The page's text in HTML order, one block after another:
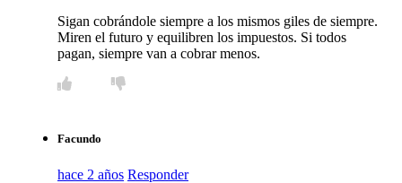
Sigan cobrándole siempre a los mismos giles de siempre.
Miren el futuro y equilibren los impuestos. Si todos
pagan, siempre van a cobrar menos.
Facundo
hace 2 años Responder